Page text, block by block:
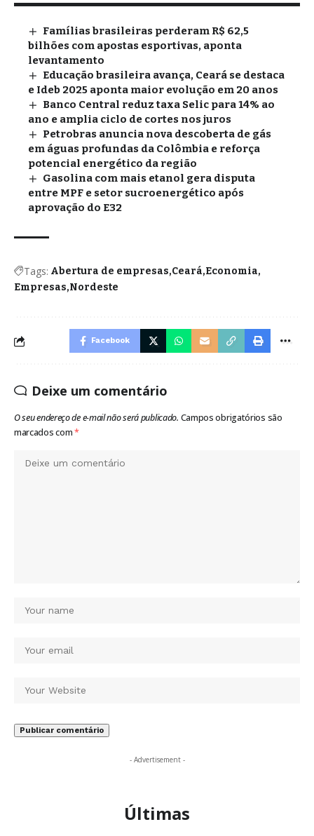
Famílias brasileiras perderam R$ 62,5
bilhões com apostas esportivas, aponta
levantamento
Educação brasileira avança, Ceará se destaca
e Ideb 2025 aponta maior evolução em 20 anos
Banco Central reduz taxa Selic para 14% ao
ano e amplia ciclo de cortes nos juros
Petrobras anuncia nova descoberta de gás
em águas profundas da Colômbia e reforça
potencial energético da região
Gasolina com mais etanol gera disputa
entre MPF e setor sucroenergético após
aprovação do E32
Tags: Abertura de empresas Ceará Economia
Empresas Nordeste
Facebook
Deixe um comentário
O seu endereço de e-mail não será publicado. Campos obrigatórios são
marcados com*
- Advertisement -
Últimas